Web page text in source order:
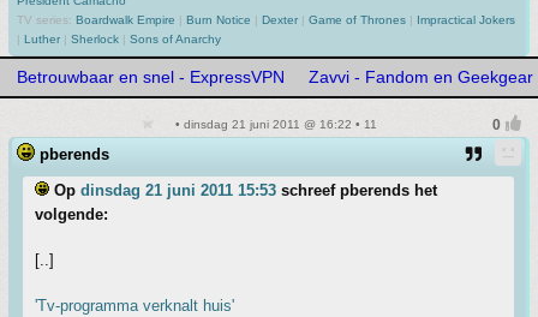
TV series: Boardwalk Empire | Burn Notice | Dexter | Game of Thrones | Impractical Jokers
| Luther | Sherlock | Sons of Anarchy
Betrouwbaar en snel - ExpressVPN Zavvi - Fandom en Geekgear
• dinsdag 21 juni 2011 @ 16:22 • 11
pberends
Op dinsdag 21 juni 2011 15:53 schreef pberends het
volgende:
[..]
'Tv-programma verknalt huis'